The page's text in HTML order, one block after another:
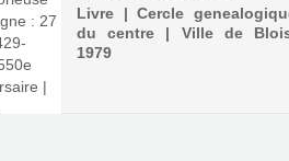
Livre | Cercle
du centre | Ville de
1979